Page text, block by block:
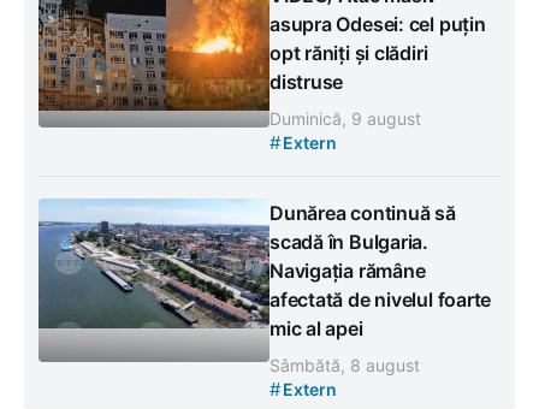
asupra Odesei: cel puțin
opt răniți și clădiri
distruse
Duminică, 9 august
#Extern
Dunărea continuă să
scadă în Bulgaria.
Navigația rămâne
afectată de nivelul foarte
mic al apei
Sâmbătă, 8 august
#Extern